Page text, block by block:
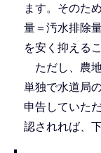
ます。そのた
量＝汚水排除
を安く抑える
ただし、農地
単独で水道局
申告していた
認されれば、